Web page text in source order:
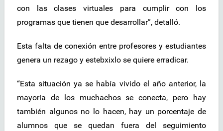
con las clases virtuales para cumplir con los
programas que tienen que desarrollar”, detalló.
Esta falta de conexión entre profesores y estudiantes
genera un rezago y estebxixlo se quiere erradicar.
“Esta situación ya se había vivido el año anterior, la
mayoría de los muchachos se conecta, pero hay
también algunos no lo hacen, hay un porcentaje de
alumnos que se quedan fuera del seguimiento